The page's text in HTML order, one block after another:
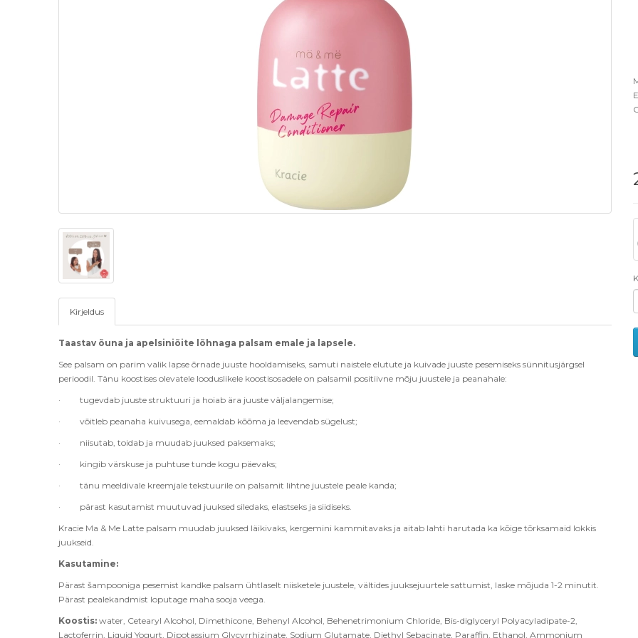
Kirjeldus
Taastav õuna ja apelsiniõite lõhnaga palsam emale ja lapsele.
See palsam on parim valik lapse õrnade juuste hooldamiseks, samuti naistele elutute ja kuivade juuste pesemiseks sünnitusjärgsel
perioodil. Tänu koostises olevatele looduslikele koostisosadele on palsamil positiivne mõju juustele ja peanahale:
·
tugevdab juuste struktuuri ja hoiab ära juuste väljalangemise;
·
võitleb peanaha kuivusega, eemaldab kõõma ja leevendab sügelust;
·
niisutab, toidab ja muudab juuksed paksemaks;
·
kingib värskuse ja puhtuse tunde kogu päevaks;
·
tänu meeldivale kreemjale tekstuurile on palsamit lihtne juustele peale kanda;
·
pärast kasutamist muutuvad juuksed siledaks, elastseks ja siidiseks.
Kracie Ma & Me Latte palsam muudab juuksed läikivaks, kergemini kammitavaks ja aitab lahti harutada ka kõige tõrksamaid lokkis
juukseid.
Kasutamine:
Pärast šampooniga pesemist kandke palsam ühtlaselt niisketele juustele, vältides juuksejuurtele sattumist, laske mõjuda 1-2 minutit.
Pärast pealekandmist loputage maha sooja veega.
Koostis: water, Cetearyl Alcohol, Dimethicone, Behenyl Alcohol, Behenetrimonium Chloride, Bis-diglyceryl Polyacyladipate-2,
Lactoferrin, Liquid Yogurt, Dipotassium Glycyrrhizinate, Sodium Glutamate, Diethyl Sebacinate, Paraffin, Ethanol, Ammonium